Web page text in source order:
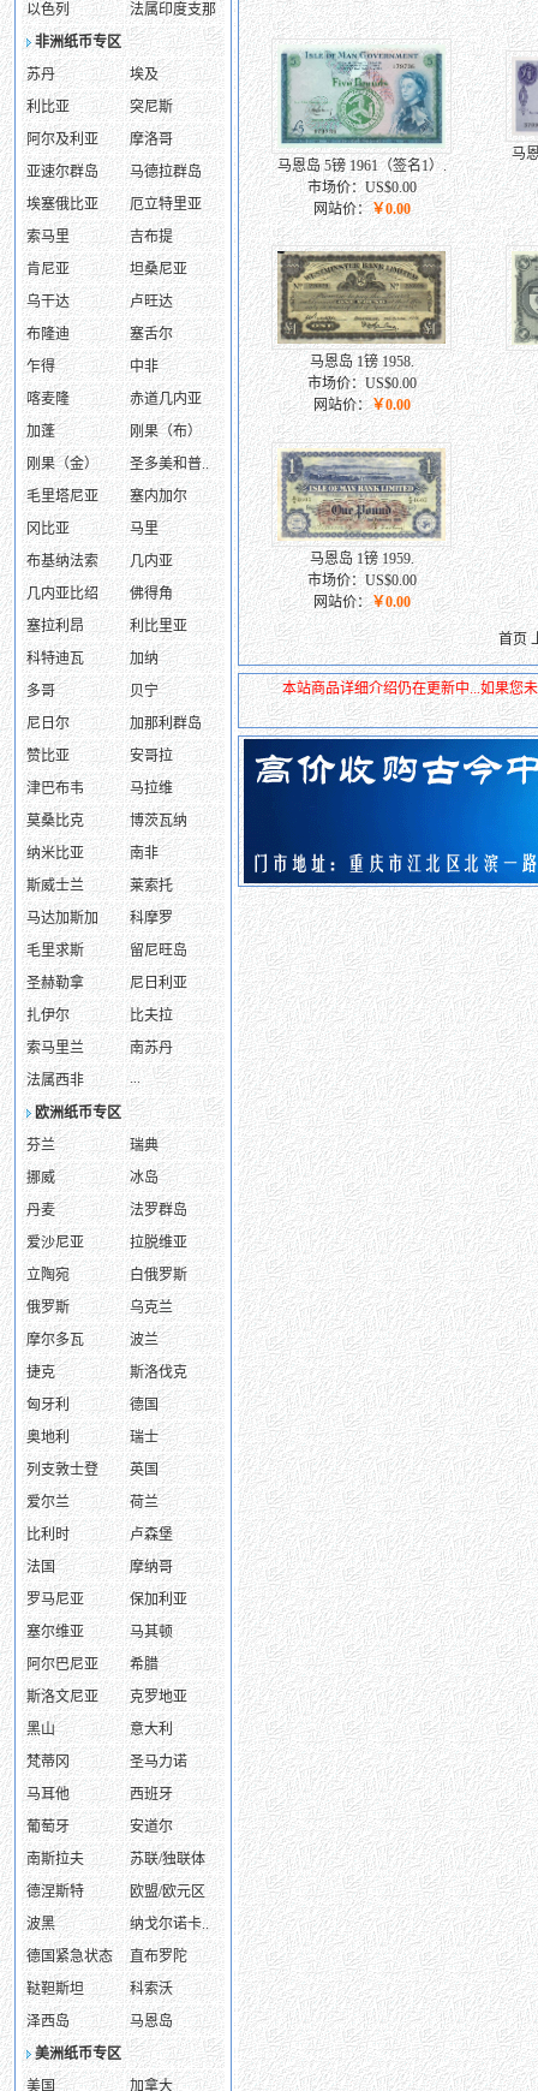
以色列
法属印度支那
非洲纸币专区
苏丹
埃及
利比亚
突尼斯
阿尔及利亚
摩洛哥
亚速尔群岛
马德拉群岛
埃塞俄比亚
厄立特里亚
索马里
吉布提
肯尼亚
坦桑尼亚
乌干达
卢旺达
布隆迪
塞舌尔
乍得
中非
喀麦隆
赤道几内亚
加蓬
刚果（布）
刚果（金）
圣多美和普..
毛里塔尼亚
塞内加尔
冈比亚
马里
布基纳法索
几内亚
几内亚比绍
佛得角
塞拉利昂
利比里亚
科特迪瓦
加纳
多哥
贝宁
尼日尔
加那利群岛
赞比亚
安哥拉
津巴布韦
马拉维
莫桑比克
博茨瓦纳
纳米比亚
南非
斯威士兰
莱索托
马达加斯加
科摩罗
毛里求斯
留尼旺岛
圣赫勒拿
尼日利亚
扎伊尔
比夫拉
索马里兰
南苏丹
法属西非
...
欧洲纸币专区
芬兰
瑞典
挪威
冰岛
丹麦
法罗群岛
爱沙尼亚
拉脱维亚
立陶宛
白俄罗斯
俄罗斯
乌克兰
摩尔多瓦
波兰
捷克
斯洛伐克
匈牙利
德国
奥地利
瑞士
列支敦士登
英国
爱尔兰
荷兰
比利时
卢森堡
法国
摩纳哥
罗马尼亚
保加利亚
塞尔维亚
马其顿
阿尔巴尼亚
希腊
斯洛文尼亚
克罗地亚
黑山
意大利
梵蒂冈
圣马力诺
马耳他
西班牙
葡萄牙
安道尔
南斯拉夫
苏联/独联体
德涅斯特
欧盟/欧元区
波黑
纳戈尔诺卡..
德国紧急状态
直布罗陀
鞑靼斯坦
科索沃
泽西岛
马恩岛
美洲纸币专区
美国
加拿大
马恩岛 5镑 1961（签名1）.
市场价：US$0.00
网站价：￥0.00
马
马恩岛 1镑 1958.
市场价：US$0.00
网站价：￥0.00
马恩岛 1镑 1959.
市场价：US$0.00
网站价：￥0.00
首页
本站商品详细介绍仍在更新中...如果您